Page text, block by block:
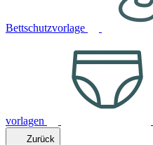
Bettschutzvorlage
vorlagen
Zurück